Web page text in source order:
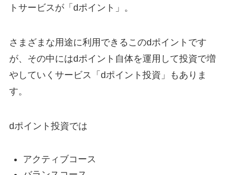
トサービスが「dポイント」。
さまざまな用途に利用できるこのdポイントです
が、その中にはdポイント自体を運用して投資で増
やしていくサービス「dポイント投資」もありま
す。
dポイント投資では
アクティブコース